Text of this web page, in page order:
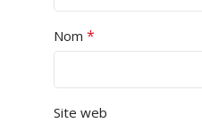
Nom *
Site web